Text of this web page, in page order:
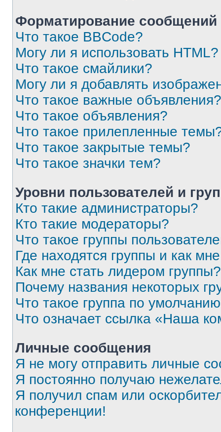
Форматирование
Что такое BBCode?
Могу ли я использовать HTML?
Что такое смайлики?
Могу ли я добавлять
Что такое важные объявления?
Что такое объявления?
Что такое прилепленные
Что такое закрытые темы?
Что такое значки тем?
Уровни пользователей и
Кто такие администраторы?
Кто такие модераторы?
Что такое группы
Где находятся группы и как
Как мне стать лидером группы?
Почему названия некоторых
Что такое группа по
Что означает ссылка «Наша
Личные сообщения
Я не могу отправить личные
Я постоянно получаю
Я получил спам или
конференции!